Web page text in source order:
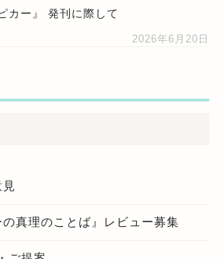
カー』 発刊に際して
2026年6月20日
の真理のことば』レビュー募集